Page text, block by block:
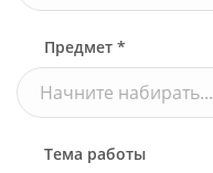
Предмет *
Начните набирать...
Тема работы